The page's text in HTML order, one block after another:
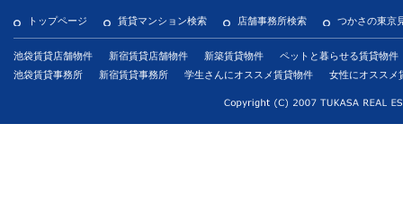
トップページ 賃貸マンション検索 店舗事務所検索 つかさの東京
池袋賃貸店舗物件 新宿賃貸店舗物件 新築賃貸物件
ペットと暮らせる賃貸物件
池袋賃貸事務所
新宿賃貸事務所 学生さんにオススメ賃貸物件 女性にオススメ